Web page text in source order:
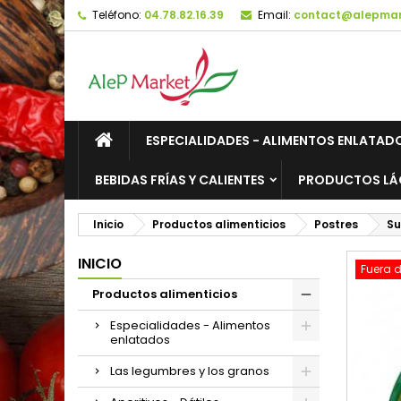
Teléfono: 04.78.82.16.39 Email:
ESPECIALIDADES - ALIMENTOS
BEBIDAS FRÍAS Y CALIENTES PRODUCTOS
Inicio Productos alimenticios Postres
INICIO
Productos alimenticios
Especialidades - Alimentos
enlatados
Las legumbres y los granos
Fuera